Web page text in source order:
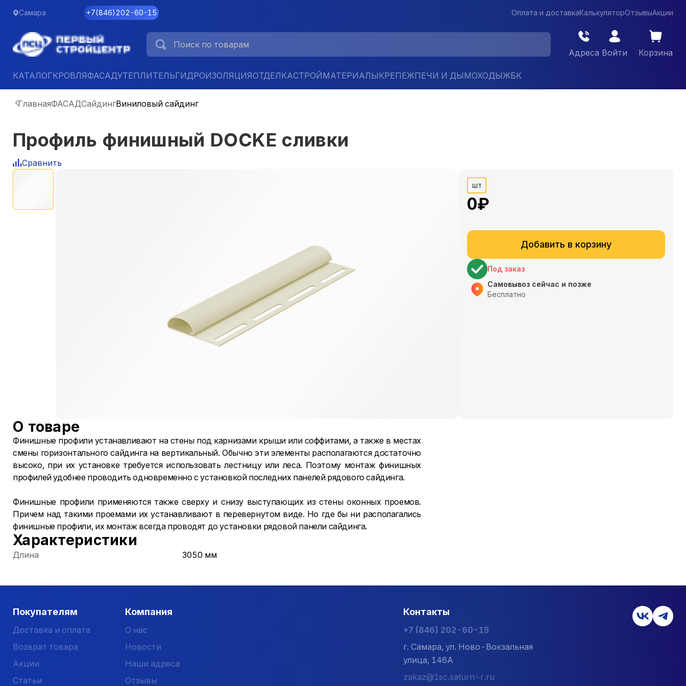
Самара +7(846)202-60-15 Оплата и доставкаКалькуляторОтзывыАкции
Адреса Войти Корзина
КАТАЛОГКРОВЛЯФАСАДУТЕПЛИТЕЛЬГИДРОИЗОЛЯЦИЯОТДЕЛКАСТРОЙМАТЕРИАЛЫКРЕПЕЖПЕЧИ И ДЫМОХОДЫЖБК
ГлавнаяФАСАДСайдингВиниловый сайдинг
Профиль финишный DOCKE сливки
Сравнить
шт
0₽
Добавить в корзину
Под заказ
Самовывоз сейчас и позже
Бесплатно
О товаре
Финишные профили устанавливают на стены под карнизами крыши или соффитами, а также в местах
смены горизонтального сайдинга на вертикальный. Обычно эти элементы располагаются достаточно
высоко, при их установке требуется использовать лестницу или леса. Поэтому монтаж финишных
профилей удобнее проводить одновременно с установкой последних панелей рядового сайдинга.
Финишные профили применяются также сверху и снизу выступающих из стены оконных проемов.
Причем над такими проемами их устанавливают в перевернутом виде. Но где бы ни располагались
финишные профили, их монтаж всегда проводят до установки рядовой панели сайдинга.
Характеристики
Длина 3050 мм
Покупателям
Доставка и оплата
Возврат товара
Акции
Статьи
Компания
О нас
Новости
Наши адреса
Отзывы
Контакты
+7 (846) 202-60-15
г. Самара, ул. Ново-Вокзальная
улица, 146А
zakaz@1sc.saturn-r.ru